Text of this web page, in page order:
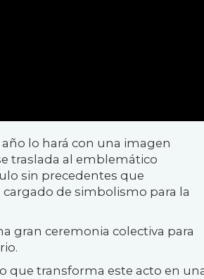
lo hará con una imagen
traslada al emblemático
sin precedentes que
de simbolismo para la
gran ceremonia colectiva para
transforma este acto en